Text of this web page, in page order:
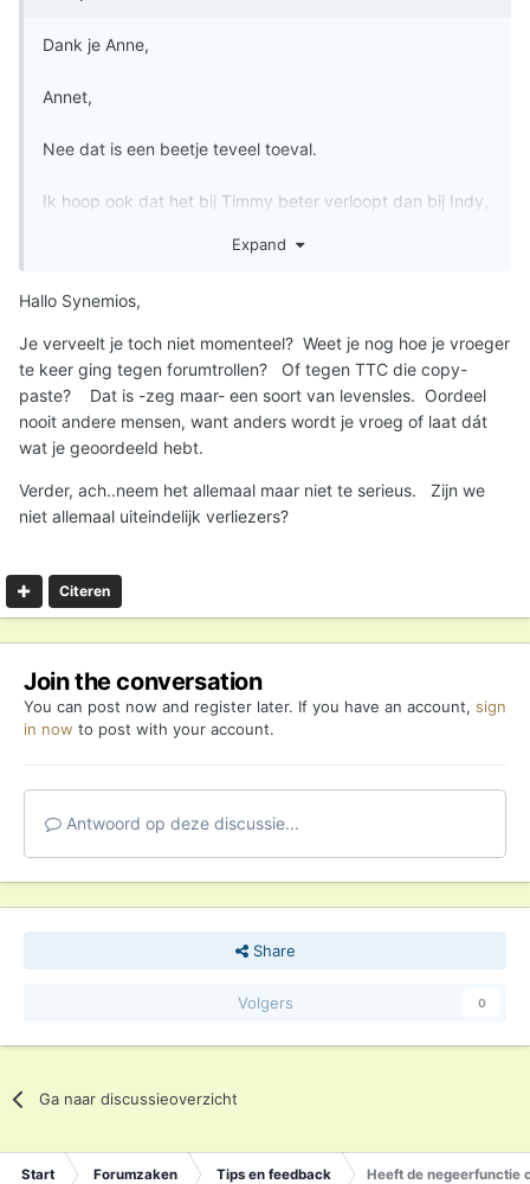
Dank je Anne,
Annet,
Nee dat is een beetje teveel toeval.
Ik hoop ook dat het bij Timmy beter verloopt dan bij Indy,
Uiteindelijk is Indy er ook enorm van opgeknapt gelukkig.
Expand
Hallo Synemios,
Je verveelt je toch niet momenteel? Weet je nog hoe je vroeger
te keer ging tegen forumtrollen? Of tegen TTC die copy-
paste? Dat is -zeg maar- een soort van levensles. Oordeel
nooit andere mensen, want anders wordt je vroeg of laat dát
wat je geoordeeld hebt.
Verder, ach..neem het allemaal maar niet te serieus. Zijn we
niet allemaal uiteindelijk verliezers?
Citeren
Join the conversation
You can post now and register later. If you have an account, sign
in now to post with your account.
Antwoord op deze discussie...
Share
Volgers 0
Ga naar discussieoverzicht
Start Forumzaken Tips en feedback Heeft de negeerfunctie